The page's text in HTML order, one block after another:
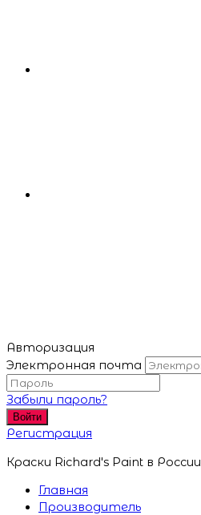
Авторизация
Электронная почта
Забыли пароль?
Войти
Регистрация
Краски Richard's Paint в России
Главная
Производитель